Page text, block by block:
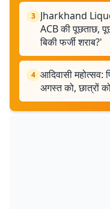
3 Jharkhand
ACB की पूछताछ,
बिकी फर्जी शराब?'
4 आदिवासी
अगस्त को, छात्रों